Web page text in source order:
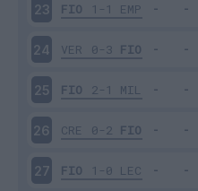
23 FIO 1-1 EMP
24 VER 0-3 FIO
25 FIO 2-1 MIL
26 CRE 0-2 FIO
27 FIO 1-0 LEC